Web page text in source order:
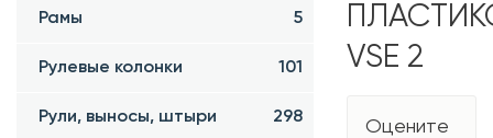
Рамы 5
Рулевые колонки 101
Рули, выносы, штыри 298
VSE 2
Оцените